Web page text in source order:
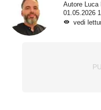
Autore Luca
01.05.2026
vedi